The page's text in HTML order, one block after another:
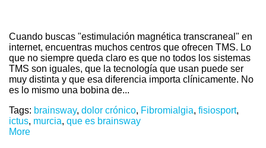
Cuando buscas "estimulación magnética transcraneal" en
internet, encuentras muchos centros que ofrecen TMS. Lo
que no siempre queda claro es que no todos los sistemas
TMS son iguales, que la tecnología que usan puede ser
muy distinta y que esa diferencia importa clínicamente. No
es lo mismo una bobina de...
Tags: brainsway, dolor crónico, Fibromialgia, fisiosport,
ictus, murcia, que es brainsway
More